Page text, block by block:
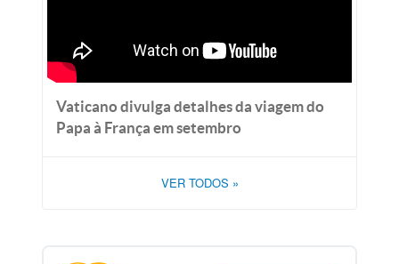
Vaticano divulga detalhes da viagem do
Papa à França em setembro
VER TODOS »